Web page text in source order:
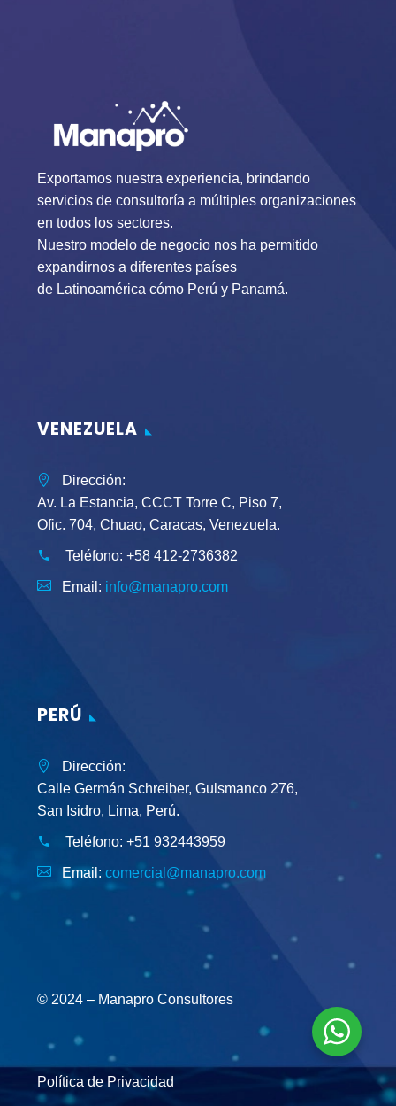
Exportamos nuestra experiencia, brindando
servicios de consultoría a múltiples organizaciones
en todos los sectores.
Nuestro modelo de negocio nos ha permitido
expandirnos a diferentes países
de Latinoamérica cómo Perú y Panamá.
VENEZUELA
Dirección:
Av. La Estancia, CCCT Torre C, Piso 7,
Ofic. 704, Chuao, Caracas, Venezuela.
Teléfono: +58 412-2736382
Email: info@manapro.com
PERÚ
Dirección:
Calle Germán Schreiber, Gulsmanco 276,
San Isidro, Lima, Perú.
Teléfono: +51 932443959
Email: comercial@manapro.com
© 2024 – Manapro Consultores
Política de Privacidad